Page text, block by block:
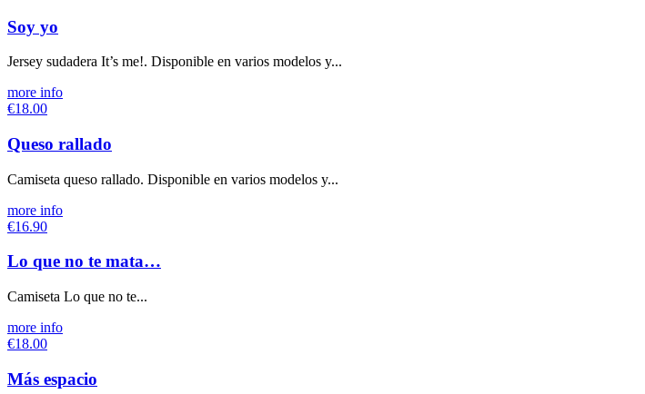
Soy yo
Jersey sudadera It’s me!. Disponible en varios modelos y...
more info
€18.00
Queso rallado
Camiseta queso rallado. Disponible en varios modelos y...
more info
€16.90
Lo que no te mata…
Camiseta Lo que no te...
more info
€18.00
Más espacio